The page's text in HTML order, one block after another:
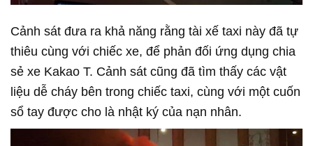
Cảnh sát đưa ra khả năng rằng tài xế taxi này đã tự
thiêu cùng với chiếc xe, để phản đối ứng dụng chia
sẻ xe Kakao T. Cảnh sát cũng đã tìm thấy các vật
liệu dễ cháy bên trong chiếc taxi, cùng với một cuốn
sổ tay được cho là nhật ký của nạn nhân.